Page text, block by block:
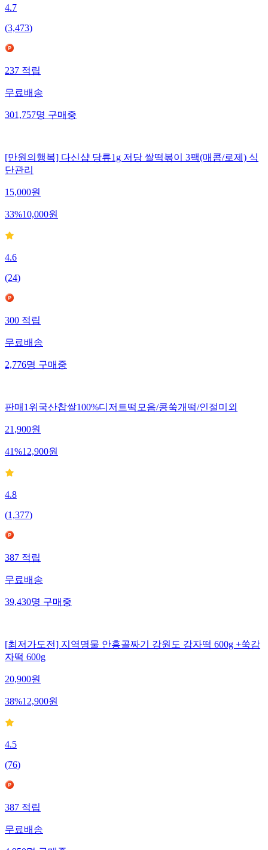
4.7
(3,473)
237 적립
무료배송
301,757명 구매중
[만원의행복] 다신샵 당류1g 저당 쌀떡볶이 3팩(매콤/로제) 식
단관리
15,000원
33%10,000원
4.6
(24)
300 적립
무료배송
2,776명 구매중
판매1위국산찹쌀100%디저트떡모음/콩쑥개떡/인절미외
21,900원
41%12,900원
4.8
(1,377)
387 적립
무료배송
39,430명 구매중
[최저가도전] 지역명물 안흥골짜기 강원도 감자떡 600g +쑥감
자떡 600g
20,900원
38%12,900원
4.5
(76)
387 적립
무료배송